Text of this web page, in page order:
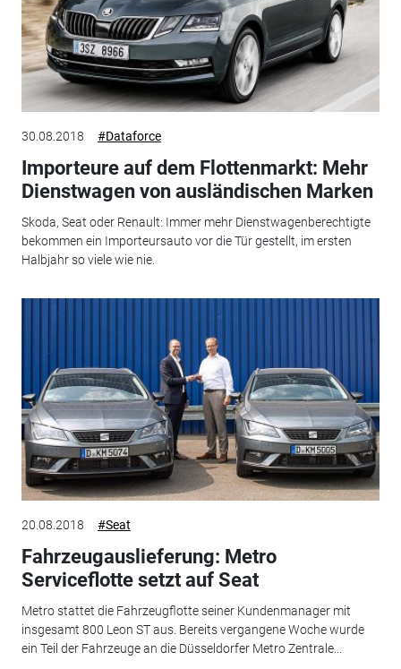
30.08.2018 #Dataforce
Importeure auf dem Flottenmarkt: Mehr
Dienstwagen von ausländischen Marken
Skoda, Seat oder Renault: Immer mehr Dienstwagenberechtigte
bekommen ein Importeursauto vor die Tür gestellt, im ersten
Halbjahr so viele wie nie.
20.08.2018 #Seat
Fahrzeugauslieferung: Metro
Serviceflotte setzt auf Seat
Metro stattet die Fahrzeugflotte seiner Kundenmanager mit
insgesamt 800 Leon ST aus. Bereits vergangene Woche wurde
ein Teil der Fahrzeuge an die Düsseldorfer Metro Zentrale...